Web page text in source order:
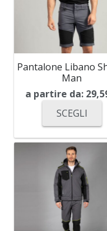
Pantalone Libano
Man
a partire da:
SCEGLI